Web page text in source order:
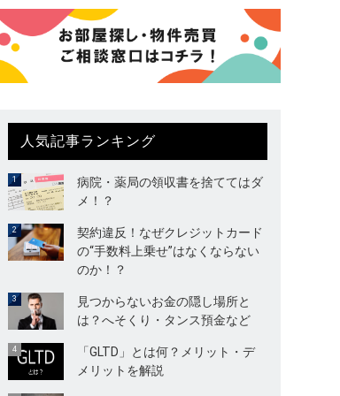
人気記事ランキング
病院・薬局の領収書を捨ててはダ
メ！？
契約違反！なぜクレジットカード
の“手数料上乗せ”はなくならない
のか！？
見つからないお金の隠し場所と
は？へそくり・タンス預金など
「GLTD」とは何？メリット・デ
メリットを解説